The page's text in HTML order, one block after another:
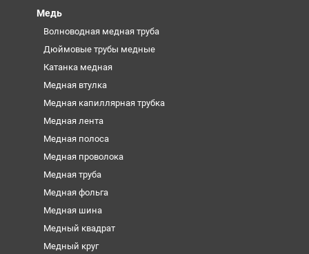
Медь
Волноводная медная труба
Дюймовые трубы медные
Катанка медная
Медная втулка
Медная капиллярная трубка
Медная лента
Медная полоса
Медная проволока
Медная труба
Медная фольга
Медная шина
Медный квадрат
Медный круг